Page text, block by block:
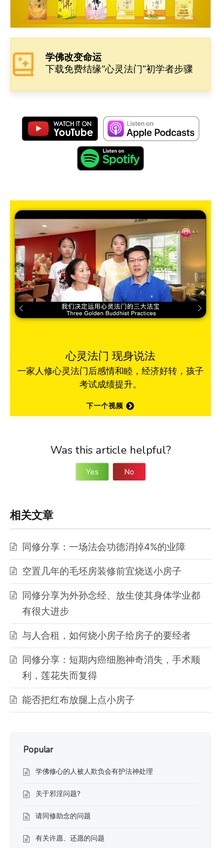
学佛改变命运
下载免费结缘“心灵法门”初学者步骤
心灵法门 现身说法
一家人修心灵法门后感情和睦，经济好转，孩子
考试成绩提升。
下一个视频
Was this article helpful?
Yes No
相关文章
同修分享：一场法会功德消掉4%的业障
空置几年的毛坯房装修前宜烧送小房子
同修分享为外孙念经、放生使其身体学业都
有很大进步
与人合租，如何烧小房子给房子的要经者
同修分享：短期内癌细胞神奇消失，手术顺
利，莲花失而复得
能否把红布放腿上点小房子
Popular
学佛修心的人被人欺负会有护法神处理
关于邪淫问题?
请同修助念的问题
有关许愿、还愿的问题